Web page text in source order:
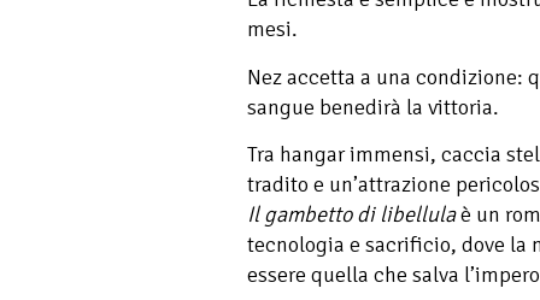
mesi.
Nez accetta a una condizione:
sangue benedirà la vittoria.
Tra hangar immensi, caccia
tradito e un’attrazione
Il gambetto di libellulaè un
tecnologia e sacrificio, dove la
essere quella che salva